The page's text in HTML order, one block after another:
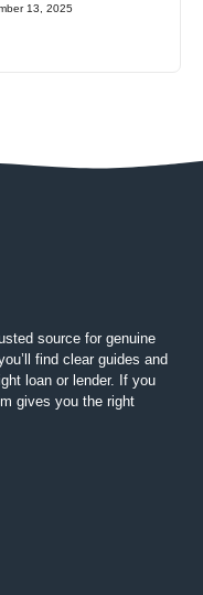
13, 2025
source for genuine
find clear guides and
loan or lender. If you
gives you the right